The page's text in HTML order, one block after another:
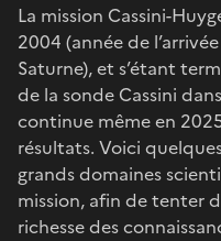
La mission Cassini-
2004 (année de
Saturne), et s’étant
de la sonde Cassini
continue même en
résultats. Voici
grands domaines
mission, afin de tenter
richesse des